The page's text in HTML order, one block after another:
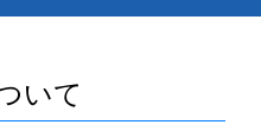
いて